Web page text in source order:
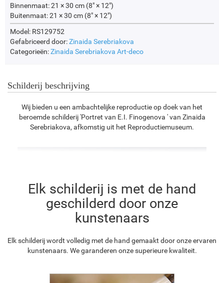
Binnenmaat:21 × 30 cm (8" × 12")
Buitenmaat:21 × 30 cm (8" × 12")
Model: RS129752
Gefabriceerd door:Zinaida Serebriakova
Categorieën:Zinaida Serebriakova Art-deco
Schilderij beschrijving
Wij bieden u een ambachtelijke reproductie op doek van het
beroemde schilderij 'Portret van E.I. Finogenova ' van Zinaida
Serebriakova, afkomstig uit het Reproductiemuseum.
Elk schilderij is met de hand
geschilderd door onze
kunstenaars
Elk schilderij wordt volledig met de hand gemaakt door onze ervaren
kunstenaars. We garanderen onze superieure kwaliteit.